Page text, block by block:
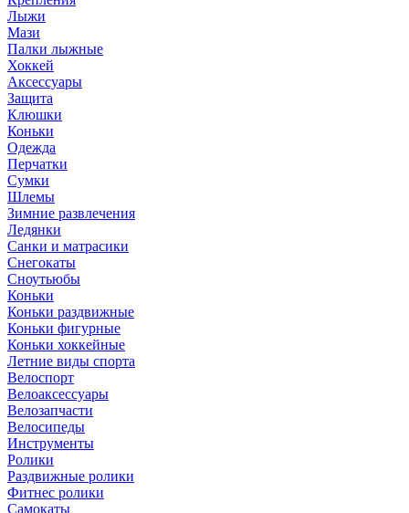
Лыжи
Мази
Палки лыжные
Хоккей
Аксессуары
Защита
Клюшки
Коньки
Одежда
Перчатки
Сумки
Шлемы
Зимние развлечения
Ледянки
Санки и матрасики
Снегокаты
Сноутьюбы
Коньки
Коньки раздвижные
Коньки фигурные
Коньки хоккейные
Летние виды спорта
Велоспорт
Велоаксессуары
Велозапчасти
Велосипеды
Инструменты
Ролики
Раздвижные ролики
Фитнес ролики
Самокаты